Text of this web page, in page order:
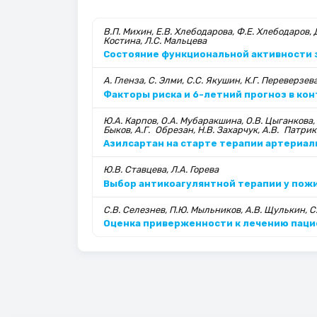
В.П. Михин, Е.В. Хлебодарова, Ф.Е.
Костина, Л.С. Мальцева
Состояние функциональной
А. Гленза, С. Элми, С.С. Якушин, К.Г.
Факторы риска и 6-летний прогноз в
Ю.А. Карпов, О.А. Мубаракшина, О.В.
Быков, А.Г. Обре­зан, Н.В. Захарчук, А.В.
Азилсартан на старте терапии
Ю.В. Ставцева, Л.А. Горева
Выбор антикоагулянтной терапии у
С.В. Селезнев, П.Ю. Мыльников, А.В. Щулькин,
Оценка приверженности к лечению